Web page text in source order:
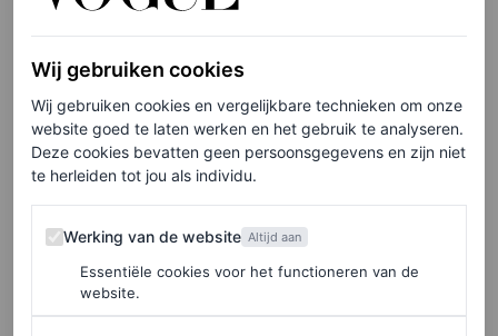
Wij gebruiken cookies
Wij gebruiken cookies en vergelijkbare technieken om onze
website goed te laten werken en het gebruik te analyseren.
Deze cookies bevatten geen persoonsgegevens en zijn niet
te herleiden tot jou als individu.
Werking van de website
Werking van de website Altijd aan
Essentiële cookies voor het functioneren van de
website.